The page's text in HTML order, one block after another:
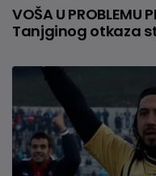
VOŠA U PROBLEMU
Tanjginog otkaza